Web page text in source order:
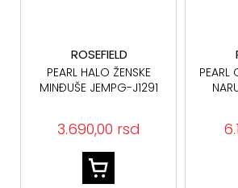
ROSEFIELD
PEARL HALO ŽENSKE
MINĐUŠE JEMPG-J1291
3.690,00 rsd
PEARL